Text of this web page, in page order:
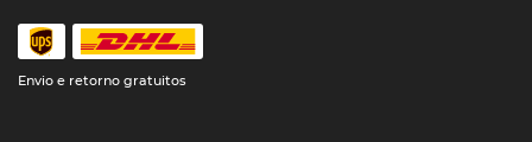
Envio e retorno gratuitos